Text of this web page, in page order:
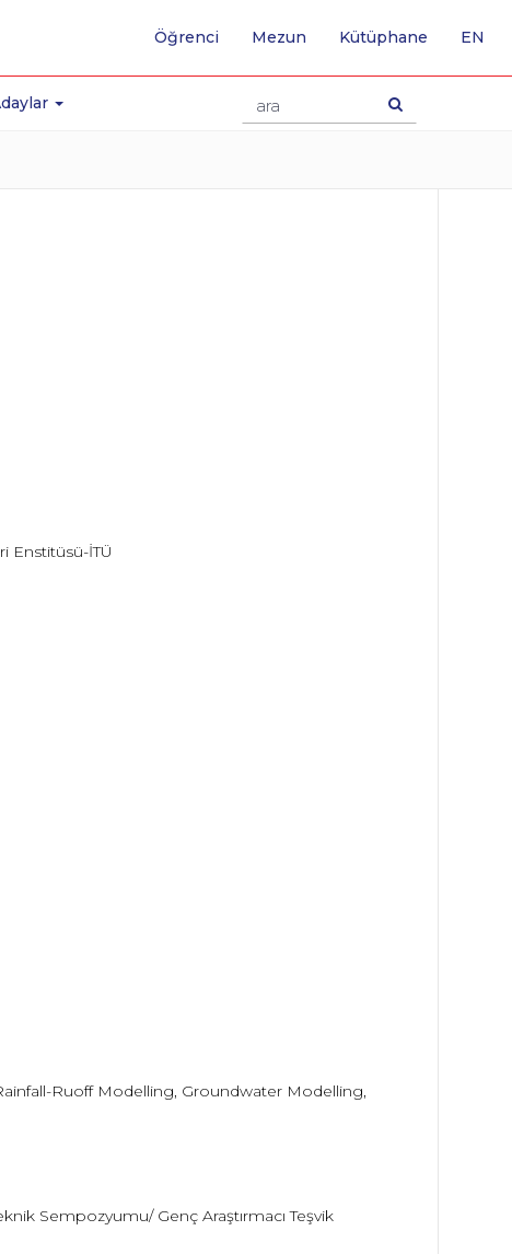
Öğrenci Mezun Kütüphane EN
Enstitüsü-İTÜ
Ruoff Modelling, Groundwater Modelling,
Sempozyumu/ Genç Araştırmacı Teşvik